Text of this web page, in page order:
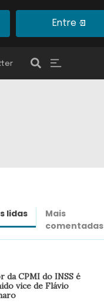
Entre
lidas
Mais
comentadas
da CPMI do INSS é
vice de Flávio